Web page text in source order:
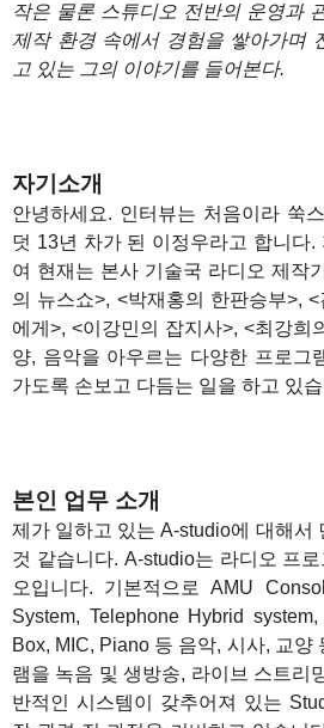
작은 물론 스튜디오 전반의 운영과
제작 환경 속에서 경험을 쌓아가며
고 있는 그의 이야기를 들어본다.
자기소개
안녕하세요. 인터뷰는 처음이라 쑥
덧 13년 차가 된 이정우라고 합니다.
여 현재는 본사 기술국 라디오 제작
의 뉴스쇼>, <박재홍의 한판승부>,
에게>, <이강민의 잡지사>, <최강희
양, 음악을 아우르는 다양한 프로그
가도록 손보고 다듬는 일을 하고 있
본인 업무 소개
제가 일하고 있는 A-studio에 대해서
것 같습니다. A-studio는 라디오 프
오입니다. 기본적으로 AMU
System, Telephone Hybrid
Box, MIC, Piano 등 음악, 시사, 교양
램을 녹음 및 생방송, 라이브 스트리
반적인 시스템이 갖추어져 있는